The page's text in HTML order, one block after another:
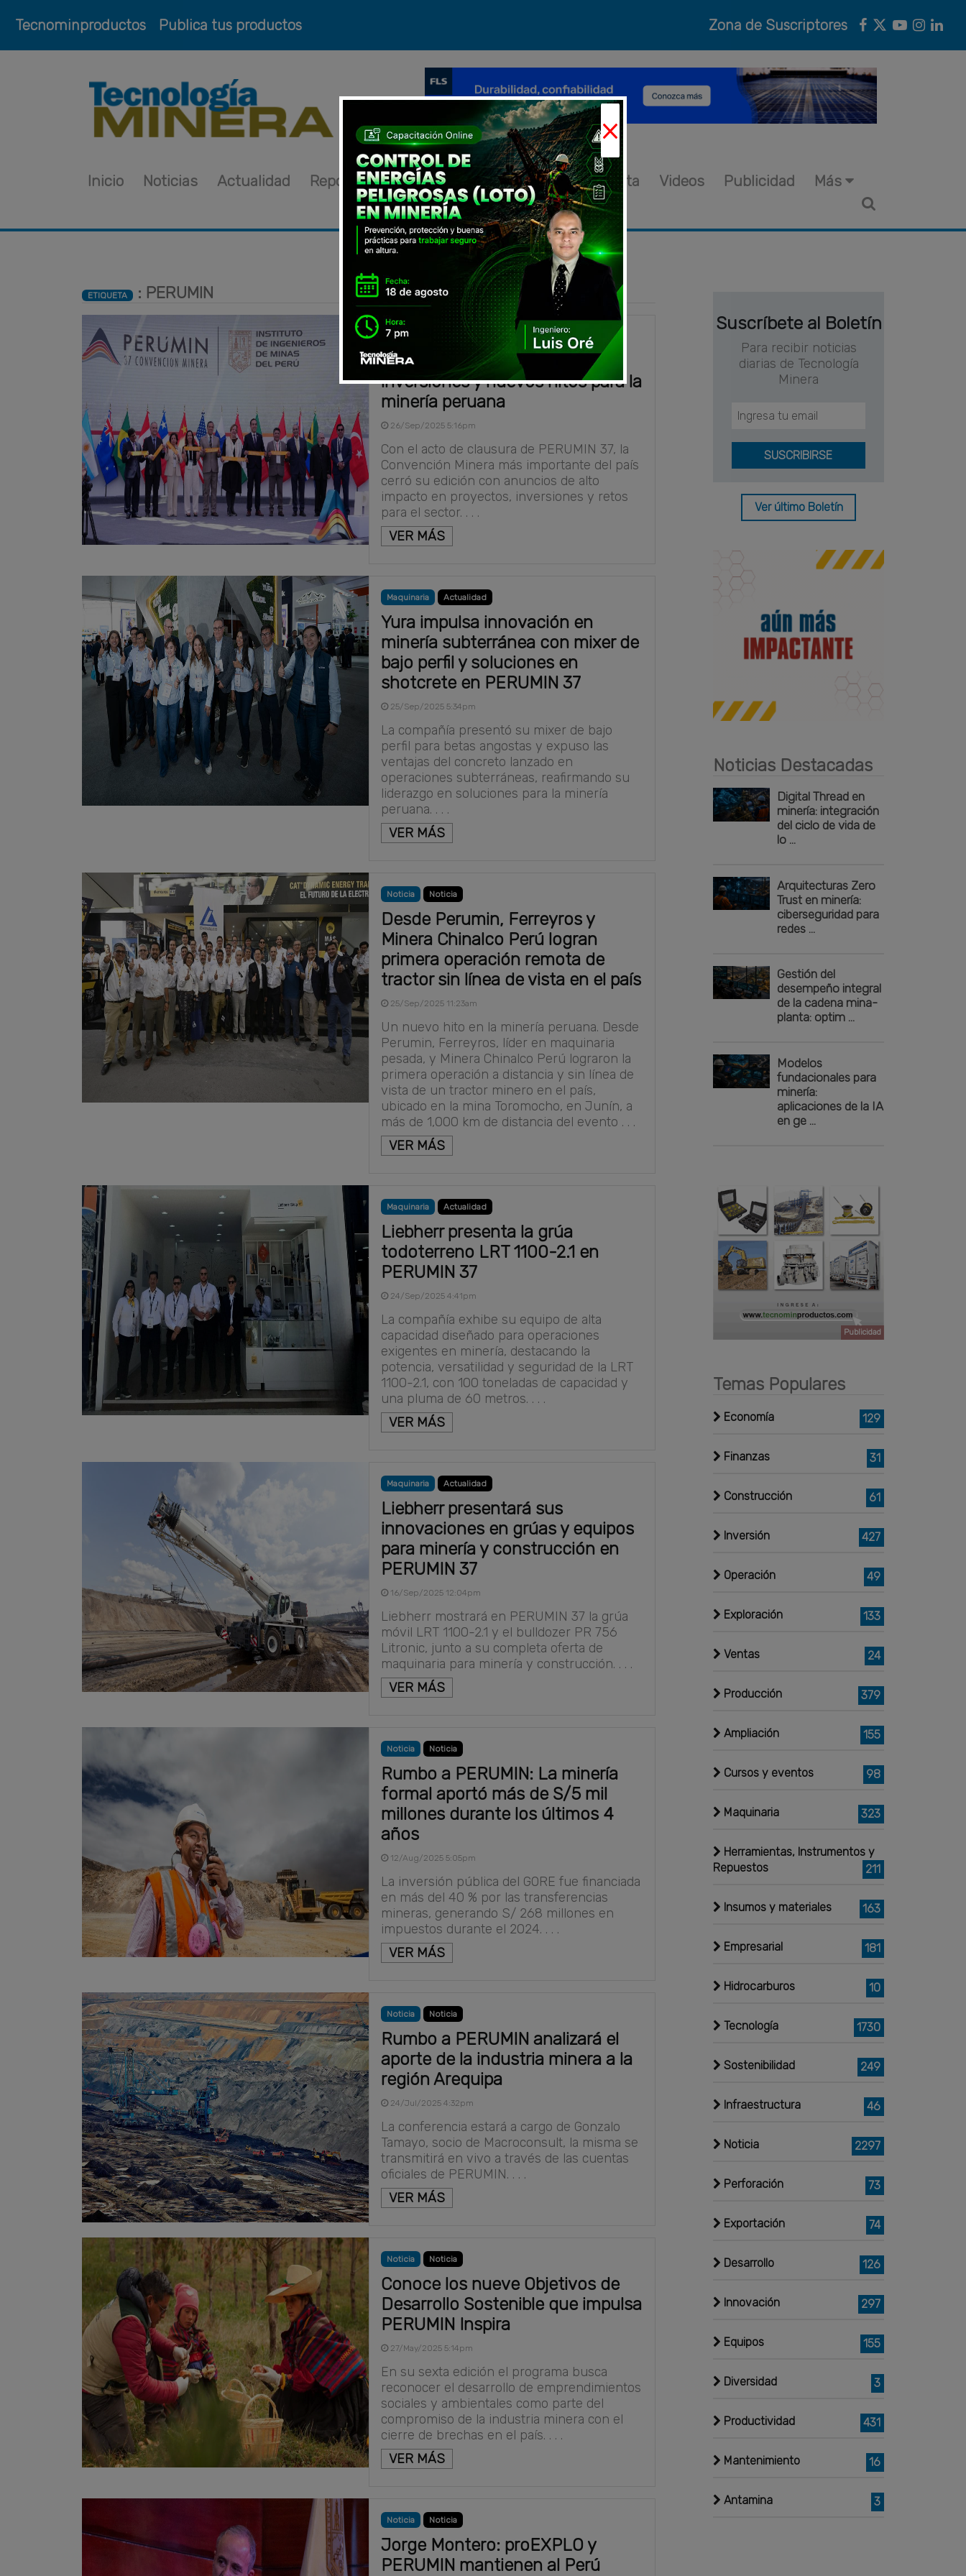
Tecnominproductos Publica tus productos Zona de Suscriptores
Inicio Noticias Actualidad Reportajes Novedades Eventos Entrevista Videos Publicidad Más
ETIQUETA : PERUMIN
Noticia Noticia
PERUMIN 37: promesas,
inversiones y nuevos hitos para la
minería peruana
26/Sep/2025 5:16pm
Con el acto de clausura de PERUMIN 37, la
Convención Minera más importante del país
cerró su edición con anuncios de alto
impacto en proyectos, inversiones y retos
para el sector. . . .
VER MÁS
Maquinaria Actualidad
Yura impulsa innovación en
minería subterránea con mixer de
bajo perfil y soluciones en
shotcrete en PERUMIN 37
25/Sep/2025 5:34pm
La compañía presentó su mixer de bajo
perfil para betas angostas y expuso las
ventajas del concreto lanzado en
operaciones subterráneas, reafirmando su
liderazgo en soluciones para la minería
peruana. . . .
VER MÁS
Noticia Noticia
Desde Perumin, Ferreyros y
Minera Chinalco Perú logran
primera operación remota de
tractor sin línea de vista en el país
25/Sep/2025 11:23am
Un nuevo hito en la minería peruana. Desde
Perumin, Ferreyros, líder en maquinaria
pesada, y Minera Chinalco Perú lograron la
primera operación a distancia y sin línea de
vista de un tractor minero en el país,
ubicado en la mina Toromocho, en Junín, a
más de 1,000 km de distancia del evento . . .
VER MÁS
Maquinaria Actualidad
Liebherr presenta la grúa
todoterreno LRT 1100-2.1 en
PERUMIN 37
24/Sep/2025 4:41pm
La compañía exhibe su equipo de alta
capacidad diseñado para operaciones
exigentes en minería, destacando la
potencia, versatilidad y seguridad de la LRT
1100-2.1, con 100 toneladas de capacidad y
una pluma de 60 metros. . . .
VER MÁS
Maquinaria Actualidad
Liebherr presentará sus
innovaciones en grúas y equipos
para minería y construcción en
PERUMIN 37
16/Sep/2025 12:04pm
Liebherr mostrará en PERUMIN 37 la grúa
móvil LRT 1100-2.1 y el bulldozer PR 756
Litronic, junto a su completa oferta de
maquinaria para minería y construcción. . . .
VER MÁS
Noticia Noticia
Rumbo a PERUMIN: La minería
formal aportó más de S/5 mil
millones durante los últimos 4
años
12/Aug/2025 5:05pm
La inversión pública del GORE fue financiada
en más del 40 % por las transferencias
mineras, generando S/ 268 millones en
impuestos durante el 2024. . . .
VER MÁS
Noticia Noticia
Rumbo a PERUMIN analizará el
aporte de la industria minera a la
región Arequipa
24/Jul/2025 4:32pm
La conferencia estará a cargo de Gonzalo
Tamayo, socio de Macroconsult, la misma se
transmitirá en vivo a través de las cuentas
oficiales de PERUMIN. . . .
VER MÁS
Noticia Noticia
Conoce los nueve Objetivos de
Desarrollo Sostenible que impulsa
PERUMIN Inspira
27/May/2025 5:14pm
En su sexta edición el programa busca
reconocer el desarrollo de emprendimientos
sociales y ambientales como parte del
compromiso de la industria minera con el
cierre de brechas en el país. . . .
VER MÁS
Noticia Noticia
Jorge Montero: proEXPLO y
PERUMIN mantienen al Perú
Suscríbete al Boletín
Para recibir noticias
diarias de Tecnología
Minera
Ver último Boletín
Noticias Destacadas
Digital Thread en
minería: integración
del ciclo de vida de
lo ...
Arquitecturas Zero
Trust en minería:
ciberseguridad para
redes ...
Gestión del
desempeño integral
de la cadena mina-
planta: optim ...
Modelos
fundacionales para
minería:
aplicaciones de la IA
en ge ...
Publicidad
Temas Populares
Economía 129
Finanzas 31
Construcción 61
Inversión 427
Operación 49
Exploración 133
Ventas 24
Producción 379
Ampliación 155
Cursos y eventos 98
Maquinaria 323
Herramientas, Instrumentos y
Repuestos
211
Insumos y materiales 163
Empresarial 181
Hidrocarburos 10
Tecnología 1730
Sostenibilidad 249
Infraestructura 46
Noticia 2297
Perforación 73
Exportación 74
Desarrollo 126
Innovación 297
Equipos 155
Diversidad 3
Productividad 431
Mantenimiento 16
Antamina 3
×